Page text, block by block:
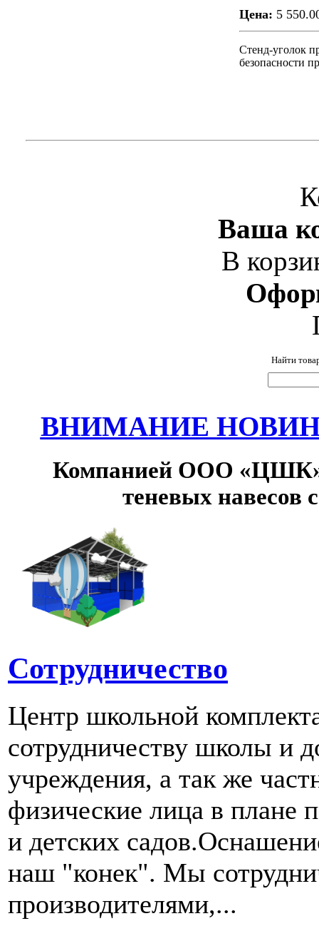
Цена: 5
Стенд-уголок
безопасности
Ваша
В
Найти
ВНИМАНИЕ
Компанией ООО «ЦШК»
теневых навесов
Сотрудничество
Центр школьной
сотрудничеству школы и
учреждения, а так же
физические лица в плане
и детских
наш "конек". Мы
производителями,...